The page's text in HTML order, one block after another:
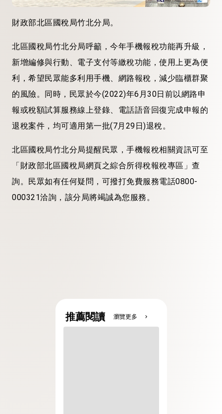
財政部北區國稅局竹北分局。
北區國稅局竹北分局呼籲，今年手機報稅功能再升級，
新增編修與行動、電子支付等繳稅功能，使用上更為便
利，希望民眾能多利用手機、網路報稅，減少臨櫃群聚
的風險。同時，民眾於今(2022)年6月30日前以網路申
報或稅額試算服務線上登錄、電話語音回復完成申報的
退稅案件，均可適用第一批(7月29日)退稅。
北區國稅局竹北分局提醒民眾，手機報稅相關資訊可至
「財政部北區國稅局網頁之綜合所得稅報稅專區」查
詢。民眾如有任何疑問，可撥打免費服務電話0800-
000321洽詢，該分局將竭誠為您服務。
推薦閱讀 瀏覽更多 chevron_right